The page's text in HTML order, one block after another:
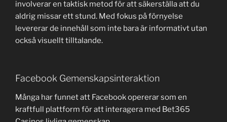
involverar en taktisk metod för att säkerställa att du
aldrig missar ett stund. Med fokus på förnyelse
levererar de innehåll som inte bara är informativt utan
också visuellt tilltalande.
Facebook Gemenskapsinteraktion
Många har funnet att Facebook opererar som en
kraftfull plattform för att interagera med Bet365